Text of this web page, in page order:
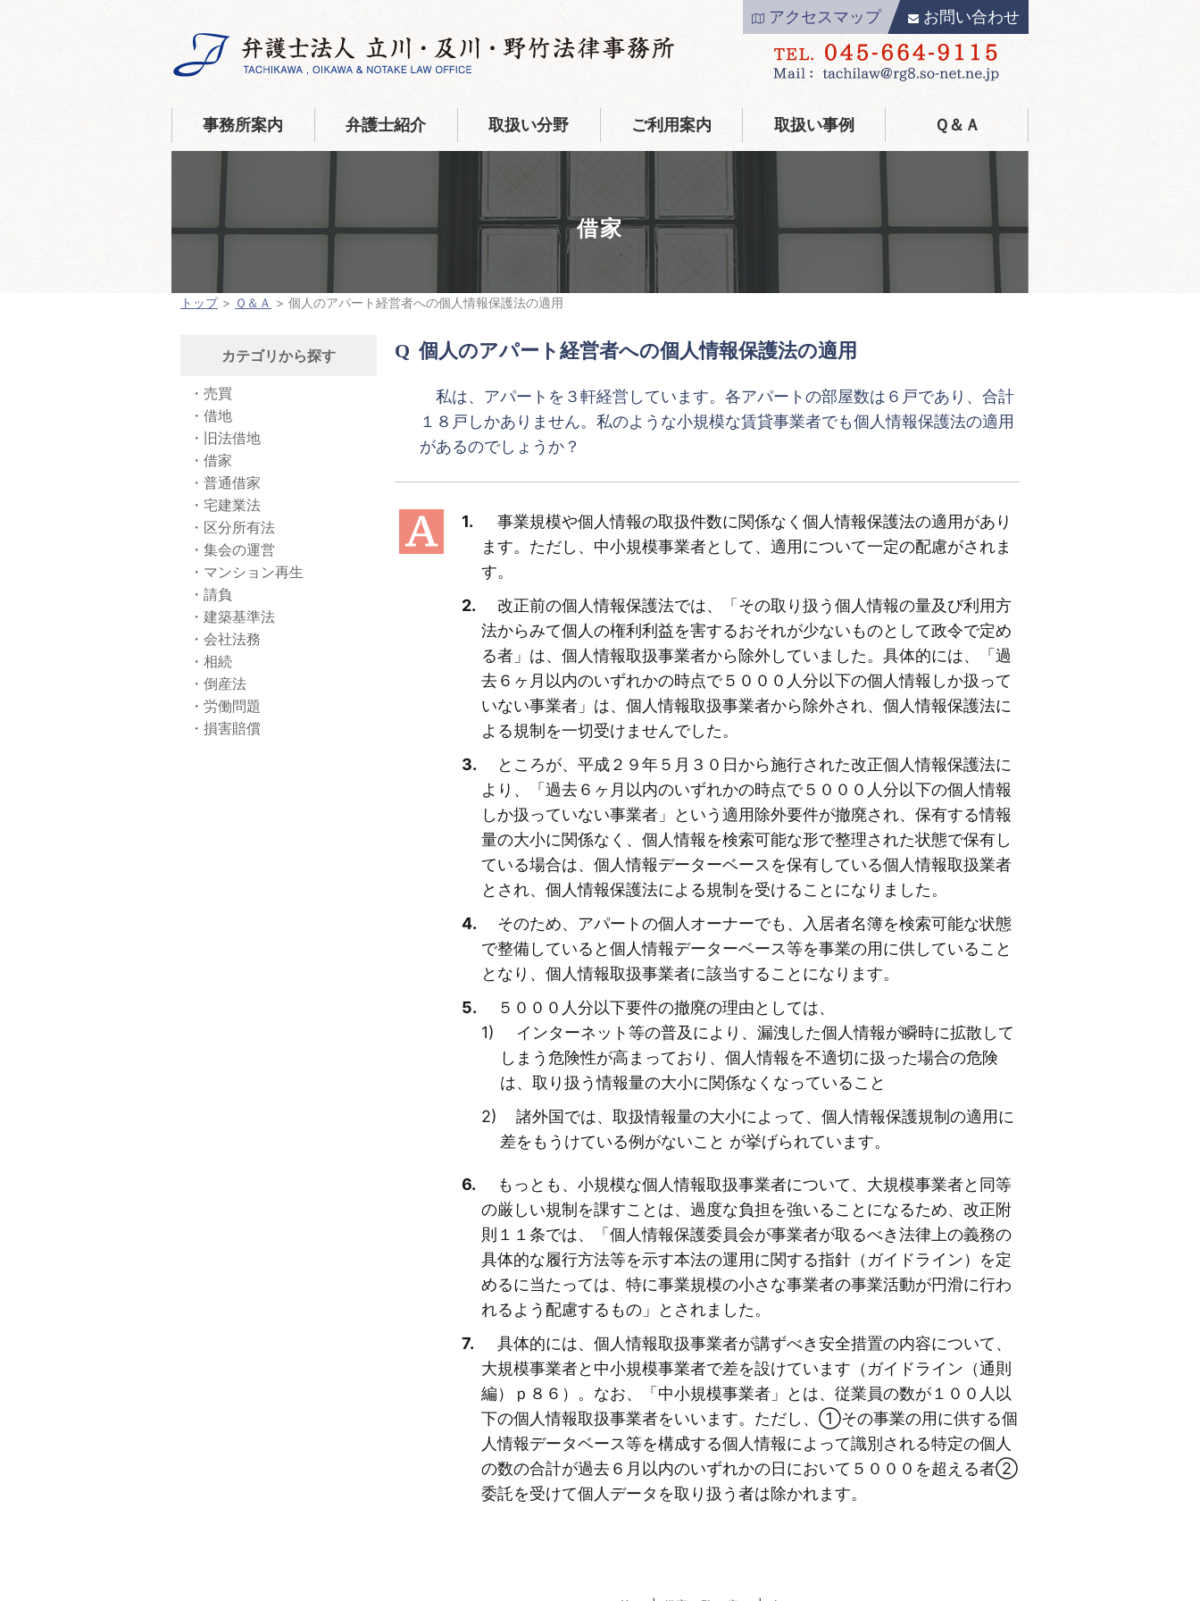
アクセスマップ お問い合わせ
事務所案内 弁護士紹介 取扱い分野 ご利用案内 取扱い事例 Ｑ＆Ａ
借家
トップ Ｑ＆Ａ 個人のアパート経営者への個人情報保護法の適用
個人のアパート経営者への個人情報保護法の適用
私は、アパートを３軒経営しています。各アパートの部屋数は６戸であり、合計
１８戸しかありません。私のような小規模な賃貸事業者でも個人情報保護法の適用
があるのでしょうか？
事業規模や個人情報の取扱件数に関係なく個人情報保護法の適用があり
ます。ただし、中小規模事業者として、適用について一定の配慮がされま
す。
改正前の個人情報保護法では、「その取り扱う個人情報の量及び利用方
法からみて個人の権利利益を害するおそれが少ないものとして政令で定め
る者」は、個人情報取扱事業者から除外していました。具体的には、「過
去６ヶ月以内のいずれかの時点で５０００人分以下の個人情報しか扱って
いない事業者」は、個人情報取扱事業者から除外され、個人情報保護法に
よる規制を一切受けませんでした。
ところが、平成２９年５月３０日から施行された改正個人情報保護法に
より、「過去６ヶ月以内のいずれかの時点で５０００人分以下の個人情報
しか扱っていない事業者」という適用除外要件が撤廃され、保有する情報
量の大小に関係なく、個人情報を検索可能な形で整理された状態で保有し
ている場合は、個人情報データーベースを保有している個人情報取扱業者
とされ、個人情報保護法による規制を受けることになりました。
そのため、アパートの個人オーナーでも、入居者名簿を検索可能な状態
で整備していると個人情報データーベース等を事業の用に供していること
となり、個人情報取扱事業者に該当することになります。
５０００人分以下要件の撤廃の理由としては、
インターネット等の普及により、漏洩した個人情報が瞬時に拡散して
しまう危険性が高まっており、個人情報を不適切に扱った場合の危険
は、取り扱う情報量の大小に関係なくなっていること
諸外国では、取扱情報量の大小によって、個人情報保護規制の適用に
差をもうけている例がないこと が挙げられています。
もっとも、小規模な個人情報取扱事業者について、大規模事業者と同等
の厳しい規制を課すことは、過度な負担を強いることになるため、改正附
則１１条では、「個人情報保護委員会が事業者が取るべき法律上の義務の
具体的な履行方法等を示す本法の運用に関する指針（ガイドライン）を定
めるに当たっては、特に事業規模の小さな事業者の事業活動が円滑に行わ
れるよう配慮するもの」とされました。
具体的には、個人情報取扱事業者が講ずべき安全措置の内容について、
大規模事業者と中小規模事業者で差を設けています（ガイドライン（通則
編）ｐ８６）。なお、「中小規模事業者」とは、従業員の数が１００人以
下の個人情報取扱事業者をいいます。ただし、①その事業の用に供する個
人情報データベース等を構成する個人情報によって識別される特定の個人
の数の合計が過去６月以内のいずれかの日において５０００を超える者②
委託を受けて個人データを取り扱う者は除かれます。
カテゴリから探す
売買
借地
旧法借地
借家
普通借家
宅建業法
区分所有法
集会の運営
マンション再生
請負
建築基準法
会社法務
相続
倒産法
労働問題
損害賠償